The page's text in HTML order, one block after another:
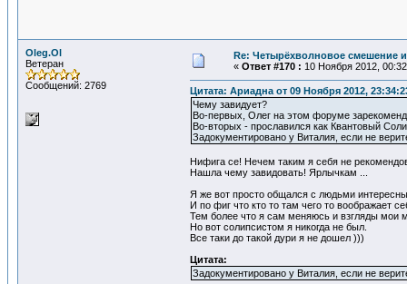
Oleg.Ol
Ветеран
Сообщений: 2769
Re: Четырёхволновое смешение и
« Ответ #170 : 10 Ноября 2012,
Цитата: Ариадна от 09 Ноября 2012,
Чему завидует?
Во-первых, Олег на этом форуме
Во-вторых - прославился как Квантовый
Задокументировано у Виталия, если не
Нифига се! Нечем таким я себя не
Нашла чему завидовать! Ярлычкам ...
Я же вот просто общался с людьми
И по фиг что кто то там чего то воображает
Тем более что я сам меняюсь и взгляды мои
Но вот солипсистом я никогда не был.
Все таки до такой дури я не дошел )))
Цитата:
Задокументировано у Виталия, если не